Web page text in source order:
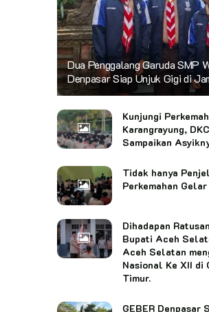
Dua Penggalang Garuda SMP
Denpasar Siap Unjuk Gigi di
Kunjungi
Karangrayung,
Sampaikan
Tidak hanya
Perkemahan
Dihadapan
Bupati Aceh
Aceh Selatan
Nasional Ke XII di
Timur.
GEBER Denpasar